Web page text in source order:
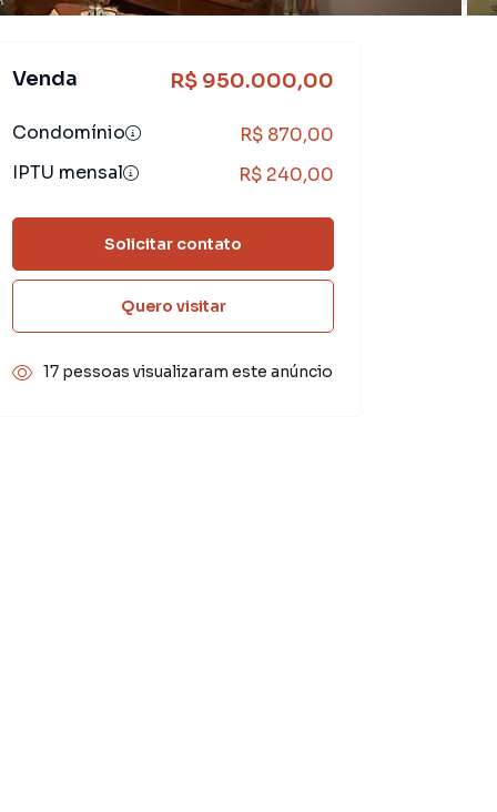
Venda R$ 950.000,00
Condomínio
R$ 870,00
IPTU mensal
R$ 240,00
Solicitar contato
Quero visitar
17 pessoas visualizaram este anúncio